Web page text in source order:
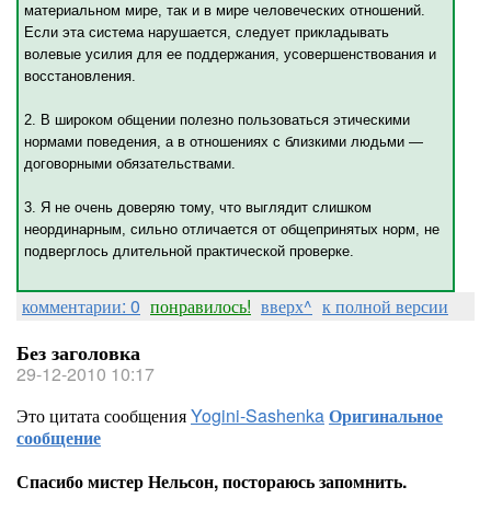
материальном мире, так и в мире человеческих отношений.
Если эта система нарушается, следует прикладывать
волевые усилия для ее поддержания, усовершенствования и
восстановления.
2. В широком общении полезно пользоваться этическими
нормами поведения, а в отношениях с близкими людьми —
договорными обязательствами.
3. Я не очень доверяю тому, что выглядит слишком
неординарным, сильно отличается от общепринятых норм, не
подверглось длительной практической проверке.
комментарии: 0 понравилось! вверх^ к полной версии
Без заголовка
29-12-2010 10:17
Это цитата сообщенияYogini-SashenkaОригинальное
сообщение
Спасибо мистер Нельсон, постораюсь запомнить.